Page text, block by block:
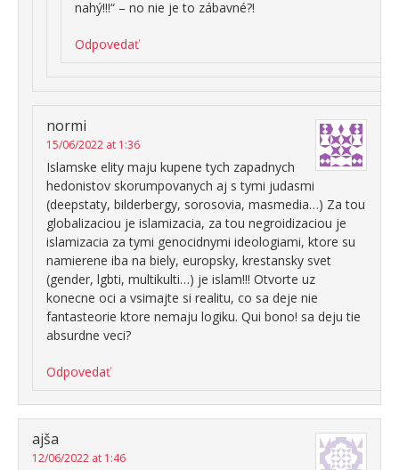
nahý!!!“ – no nie je to zábavné?!
Odpovedať
normi
15/06/2022 at 1:36
Islamske elity maju kupene tych zapadnych
hedonistov skorumpovanych aj s tymi judasmi
(deepstaty, bilderbergy, sorosovia, masmedia…) Za tou
globalizaciou je islamizacia, za tou negroidizaciou je
islamizacia za tymi genocidnymi ideologiami, ktore su
namierene iba na biely, europsky, krestansky svet
(gender, lgbti, multikulti…) je islam!!! Otvorte uz
konecne oci a vsimajte si realitu, co sa deje nie
fantasteorie ktore nemaju logiku. Qui bono! sa deju tie
absurdne veci?
Odpovedať
ajša
12/06/2022 at 1:46